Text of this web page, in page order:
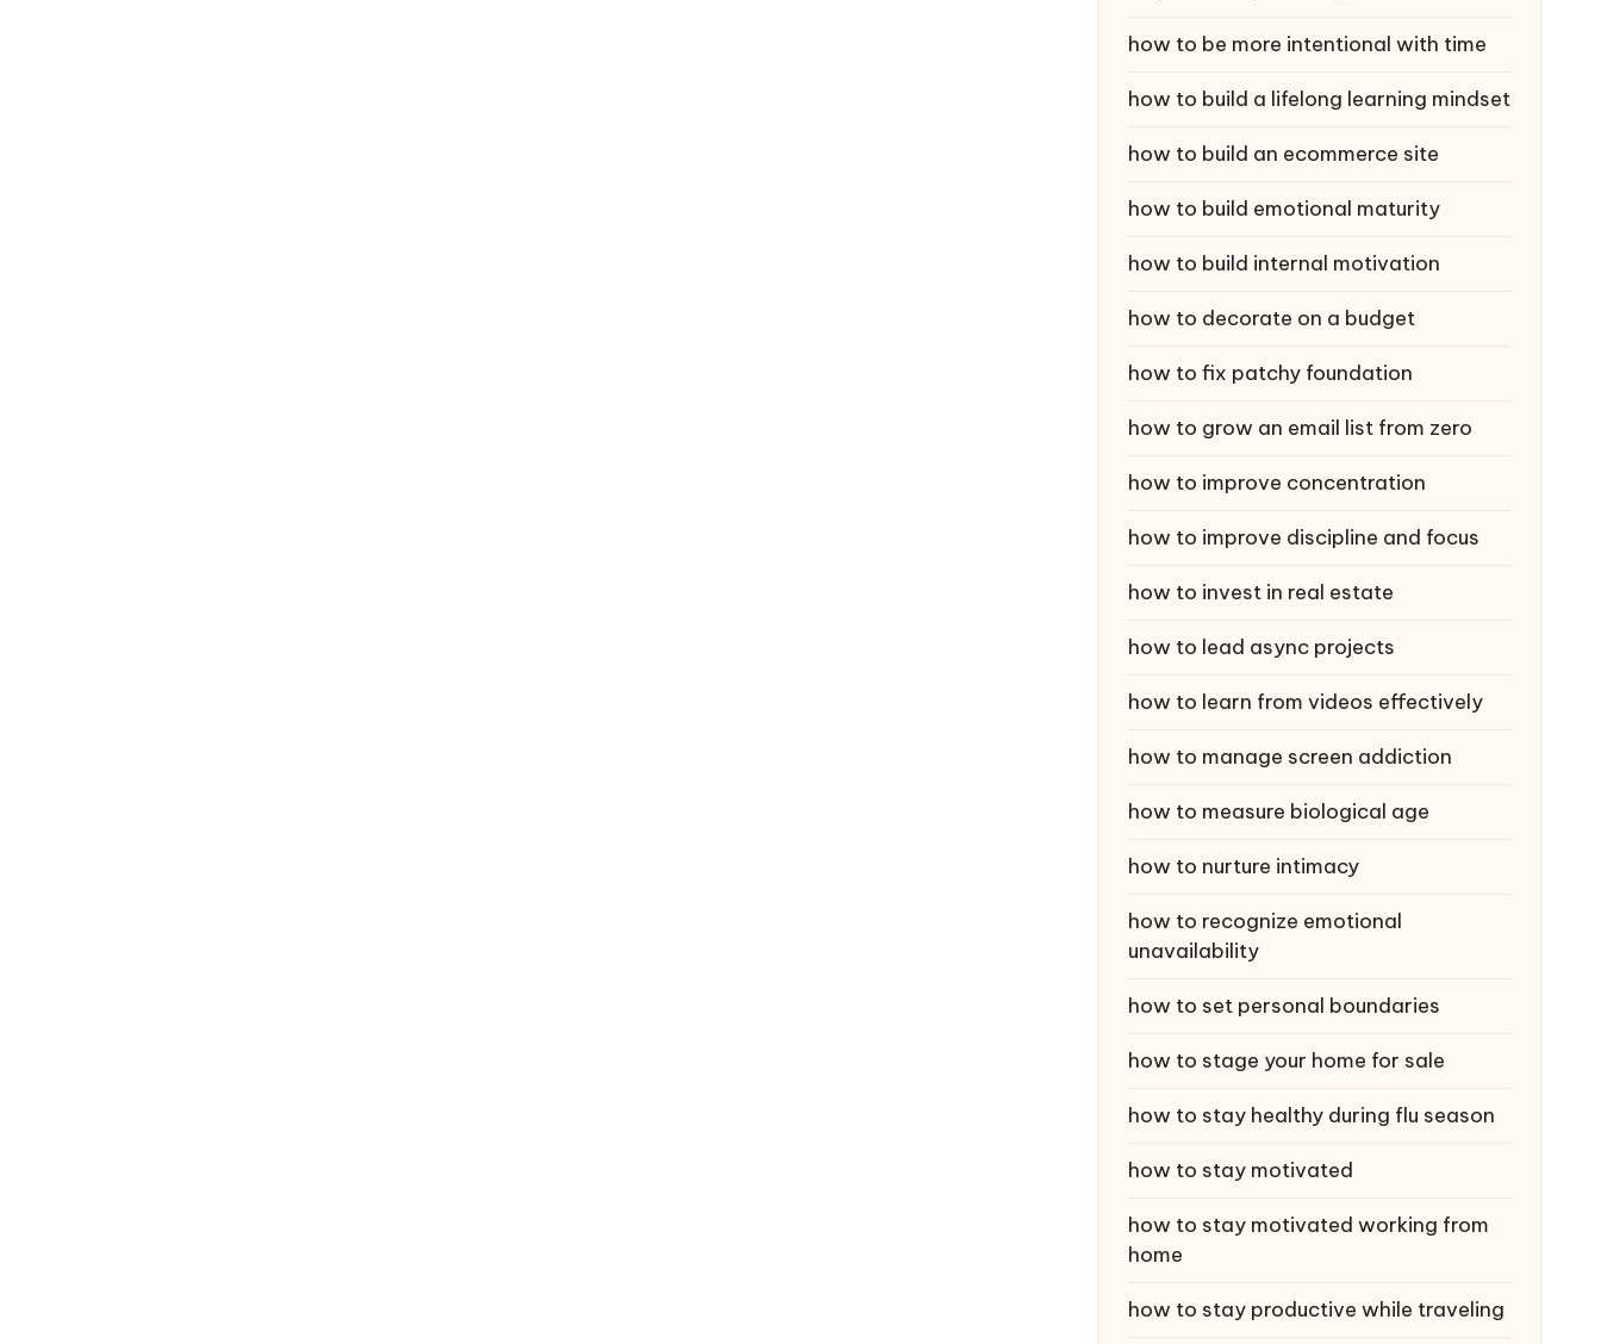
how to be more intentional with time
how to build a lifelong learning mindset
how to build an ecommerce site
how to build emotional maturity
how to build internal motivation
how to decorate on a budget
how to fix patchy foundation
how to grow an email list from zero
how to improve concentration
how to improve discipline and focus
how to invest in real estate
how to lead async projects
how to learn from videos effectively
how to manage screen addiction
how to measure biological age
how to nurture intimacy
how to recognize emotional
unavailability
how to set personal boundaries
how to stage your home for sale
how to stay healthy during flu season
how to stay motivated
how to stay motivated working from
home
how to stay productive while traveling